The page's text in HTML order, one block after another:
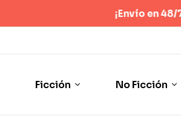
¡Envío en 48/72 horas! Gratis para
Ficción No Ficción